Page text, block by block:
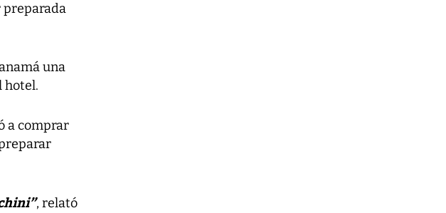
preparada
una
hotel.
a comprar
, relató